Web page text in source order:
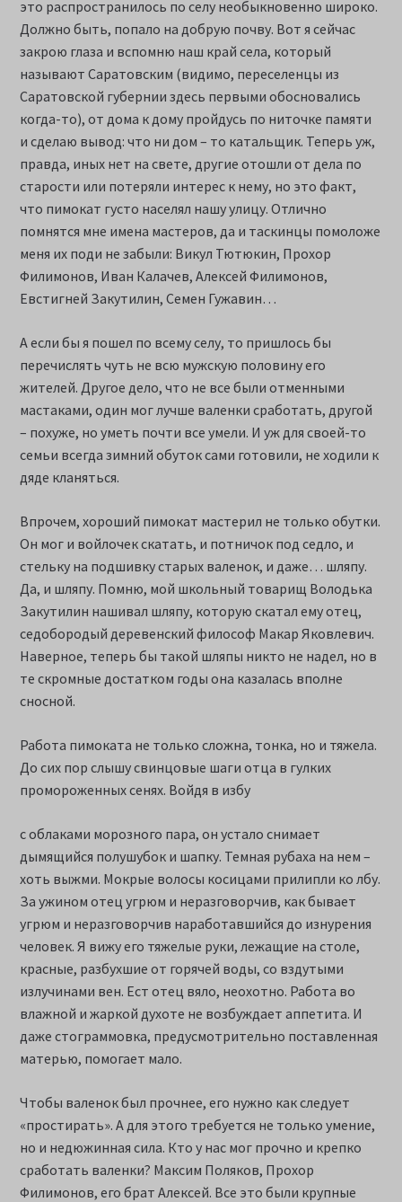
это распространилось по селу необыкновенно широко.
Должно быть, попало на добрую почву. Вот я сейчас
закрою глаза и вспомню наш край села, который
называют Саратовским (видимо, переселенцы из
Саратовской губернии здесь первыми обосновались
когда-то), от дома к дому пройдусь по ниточке памяти
и сделаю вывод: что ни дом – то катальщик. Теперь уж,
правда, иных нет на свете, другие отошли от дела по
старости или потеряли интерес к нему, но это факт,
что пимокат густо населял нашу улицу. Отлично
помнятся мне имена мастеров, да и таскинцы помоложе
меня их поди не забыли: Викул Тютюкин, Прохор
Филимонов, Иван Калачев, Алексей Филимонов,
Евстигней Закутилин, Семен Гужавин…
А если бы я пошел по всему селу, то пришлось бы
перечислять чуть не всю мужскую половину его
жителей. Другое дело, что не все были отменными
мастаками, один мог лучше валенки сработать, другой
– похуже, но уметь почти все умели. И уж для своей-то
семьи всегда зимний обуток сами готовили, не ходили к
дяде кланяться.
Впрочем, хороший пимокат мастерил не только обутки.
Он мог и войлочек скатать, и потничок под седло, и
стельку на подшивку старых валенок, и даже… шляпу.
Да, и шляпу. Помню, мой школьный товарищ Володька
Закутилин нашивал шляпу, которую скатал ему отец,
седобородый деревенский философ Макар Яковлевич.
Наверное, теперь бы такой шляпы никто не надел, но в
те скромные достатком годы она казалась вполне
сносной.
Работа пимоката не только сложна, тонка, но и тяжела.
До сих пор слышу свинцовые шаги отца в гулких
промороженных сенях. Войдя в избу
с облаками морозного пара, он устало снимает
дымящийся полушубок и шапку. Темная рубаха на нем –
хоть выжми. Мокрые волосы косицами прилипли ко лбу.
За ужином отец угрюм и неразговорчив, как бывает
угрюм и неразговорчив наработавшийся до изнурения
человек. Я вижу его тяжелые руки, лежащие на столе,
красные, разбухшие от горячей воды, со вздутыми
излучинами вен. Ест отец вяло, неохотно. Работа во
влажной и жаркой духоте не возбуждает аппетита. И
даже стограммовка, предусмотрительно поставленная
матерью, помогает мало.
Чтобы валенок был прочнее, его нужно как следует
«простирать». А для этого требуется не только умение,
но и недюжинная сила. Кто у нас мог прочно и крепко
сработать валенки? Максим Поляков, Прохор
Филимонов, его брат Алексей. Все это были крупные